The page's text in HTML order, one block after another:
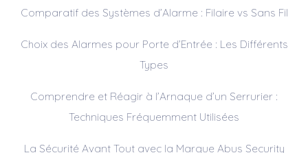
Comparatif des Systèmes d’Alarme : Filaire vs Sans Fil
Choix des Alarmes pour Porte d’Entrée : Les Différents
Types
Comprendre et Réagir à l’Arnaque d’un Serrurier :
Techniques Fréquemment Utilisées
La Sécurité Avant Tout avec la Marque Abus Security